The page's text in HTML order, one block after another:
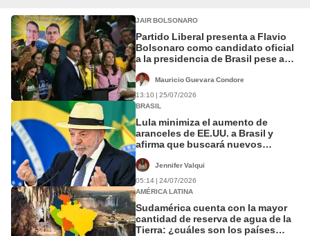
JAIR BOLSONARO
Partido Liberal presenta a Flavio
Bolsonaro como candidato oficial
a la presidencia de Brasil pese a
Mauricio Guevara Condore
13:10 | 25/07/2026
BRASIL
Lula minimiza el aumento de
aranceles de EE.UU. a Brasil y
afirma que buscará nuevos
Jennifer Valqui
05:14 | 24/07/2026
AMÉRICA LATINA
Sudamérica cuenta con la mayor
cantidad de reserva de agua de la
Tierra: ¿cuáles son los países